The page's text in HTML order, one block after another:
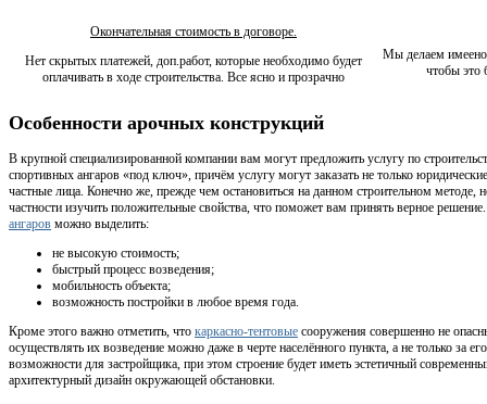
Окончательная стоимость в договоре.
Нет скрытых платежей, доп.работ, которые необходимо будет
оплачивать в ходе строительства. Все ясно и прозрачно
Мы делаем имеено
чтобы это
Особенности арочных конструкций
В крупной специализированной компании вам могут предложить услугу по
спортивных ангаров «под ключ», причём услугу могут заказать не только
частные лица. Конечно же, прежде чем остановиться на данном строительном
частности изучить положительные свойства, что поможет вам принять верное
ангаров можно выделить:
не высокую стоимость;
быстрый процесс возведения;
мобильность объекта;
возможность постройки в любое время года.
Кроме этого важно отметить, что каркасно-тентовые сооружения совершенно не
осуществлять их возведение можно даже в черте населённого пункта, а не только за
возможности для застройщика, при этом строение будет иметь эстетичный
архитектурный дизайн окружающей обстановки.